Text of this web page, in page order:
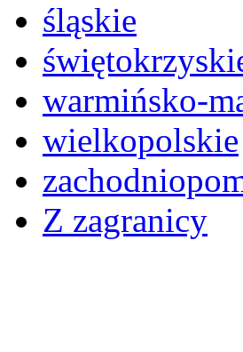
śląskie
warmińsko-
wielkopolskie
Z zagranicy